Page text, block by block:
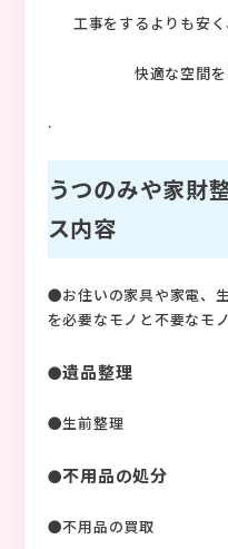
工事をするよりも安
快適な空間
.
うつのみや家財
ス内容
●お住いの家具や家電、
を必要なモノと不要なモ
●遺品整理
●生前整理
●不用品の処分
●不用品の買取